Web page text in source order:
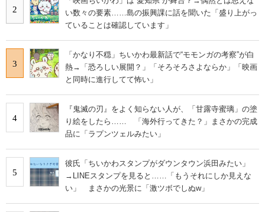
2
い数々の要素……島の振興課に話を聞いた「盛り上がっ
ていることは確認しています」
3
「かなり不穏」ちいかわ最新話で“モモンガの考察”が白
熱→「恐ろしい展開？」「そろそろさよならか」「映画
と同時に進行してて怖い」
4
『鬼滅の刃』をよく知らない人が、「甘露寺蜜璃」の塗
り絵をしたら…… 「海外行ってきた？」まさかの完成
品に「ラプンツェルみたい」
5
彼氏「ちいかわスタンプがダウンタウン浜田みたい」
→LINEスタンプを見ると……「もうそれにしか見えな
い」 まさかの光景に「激ツボでしぬw」